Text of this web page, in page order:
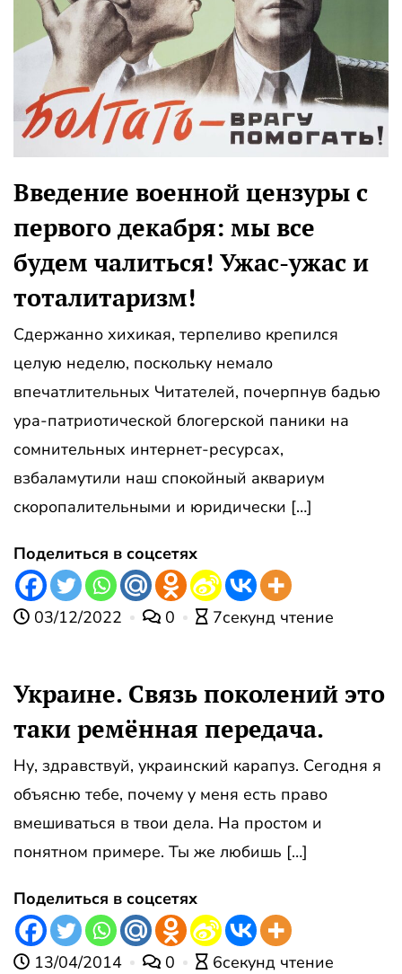
Введение военной цензуры с
первого декабря: мы все
будем чалиться! Ужас-ужас и
тоталитаризм!
Сдержанно хихикая, терпеливо крепился
целую неделю, поскольку немало
впечатлительных Читателей, почерпнув бадью
ура-патриотической блогерской паники на
сомнительных интернет-ресурсах,
взбаламутили наш спокойный аквариум
скоропалительными и юридически […]
Поделиться в соцсетях
03/12/2022 0 7секунд чтение
Украине. Связь поколений это
таки ремённая передача.
Ну, здравствуй, украинский карапуз. Сегодня я
объясню тебе, почему у меня есть право
вмешиваться в твои дела. На простом и
понятном примере. Ты же любишь […]
Поделиться в соцсетях
13/04/2014 0 6секунд чтение